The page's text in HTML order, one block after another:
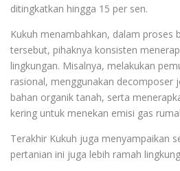
ditingkatkan hingga 15 per sen.
Kukuh menambahkan, dalam proses
tersebut, pihaknya konsisten
lingkungan. Misalnya, melakukan
rasional, menggunakan decomposer
bahan organik tanah, serta
kering untuk menekan emisi gas
Terakhir Kukuh juga menyampaikan
pertanian ini juga lebih ramah